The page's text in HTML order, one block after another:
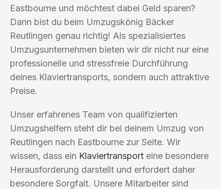
Eastbourne und möchtest dabei Geld sparen?
Dann bist du beim Umzugskönig Bäcker
Reutlingen genau richtig! Als spezialisiertes
Umzugsunternehmen bieten wir dir nicht nur eine
professionelle und stressfreie Durchführung
deines Klaviertransports, sondern auch attraktive
Preise.
Unser erfahrenes Team von qualifizierten
Umzugshelfern steht dir bei deinem Umzug von
Reutlingen nach Eastbourne zur Seite. Wir
wissen, dass ein Klaviertransport eine besondere
Herausforderung darstellt und erfordert daher
besondere Sorgfalt. Unsere Mitarbeiter sind